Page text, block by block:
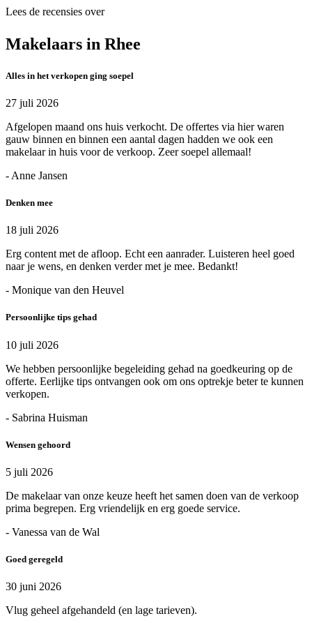
Lees de recensies over
Makelaars in Rhee
Alles in het verkopen ging soepel
27 juli 2026
Afgelopen maand ons huis verkocht. De offertes via hier waren
gauw binnen en binnen een aantal dagen hadden we ook een
makelaar in huis voor de verkoop. Zeer soepel allemaal!
- Anne Jansen
Denken mee
18 juli 2026
Erg content met de afloop. Echt een aanrader. Luisteren heel goed
naar je wens, en denken verder met je mee. Bedankt!
- Monique van den Heuvel
Persoonlijke tips gehad
10 juli 2026
We hebben persoonlijke begeleiding gehad na goedkeuring op de
offerte. Eerlijke tips ontvangen ook om ons optrekje beter te kunnen
verkopen.
- Sabrina Huisman
Wensen gehoord
5 juli 2026
De makelaar van onze keuze heeft het samen doen van de verkoop
prima begrepen. Erg vriendelijk en erg goede service.
- Vanessa van de Wal
Goed geregeld
30 juni 2026
Vlug geheel afgehandeld (en lage tarieven).